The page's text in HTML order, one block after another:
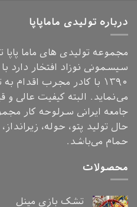
درباره تولیدی ماماپاپا
مجموعه تولیدی های ماما پاپا
سیسمونی نوزاد افتخار دارد
۱۳۹۰ با کادر مجرب اقدام
می‌نماید. البته کیفیت عالی
جامعه ایرانی سرلوحه کار
حال تولید پتو، حوله،
حمام می‌باشد.
محصولات
تشک بازی مینل